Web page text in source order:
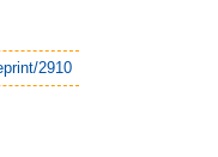
2910